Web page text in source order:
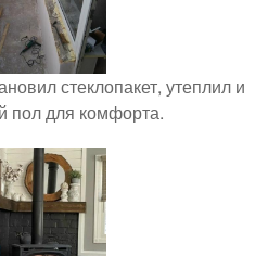
стеклопакет, утеплил и
пол для комфорта.